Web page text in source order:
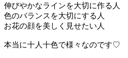
伸びやかなラインを大切に作る人
色のバランスを大切にする人
お花の顔を美しく見せたい人
本当に十人十色で様々なのです♡